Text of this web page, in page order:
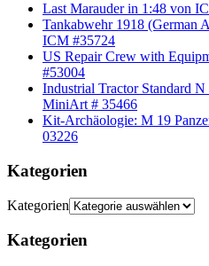
Last Marauder in 1:48 von
Tankabwehr 1918 (German
ICM #35724
US Repair Crew with
#53004
Industrial Tractor Standard
MiniArt # 35466
Kit-Archäologie: M 19
03226
Kategorien
Kategorien
Kategorien